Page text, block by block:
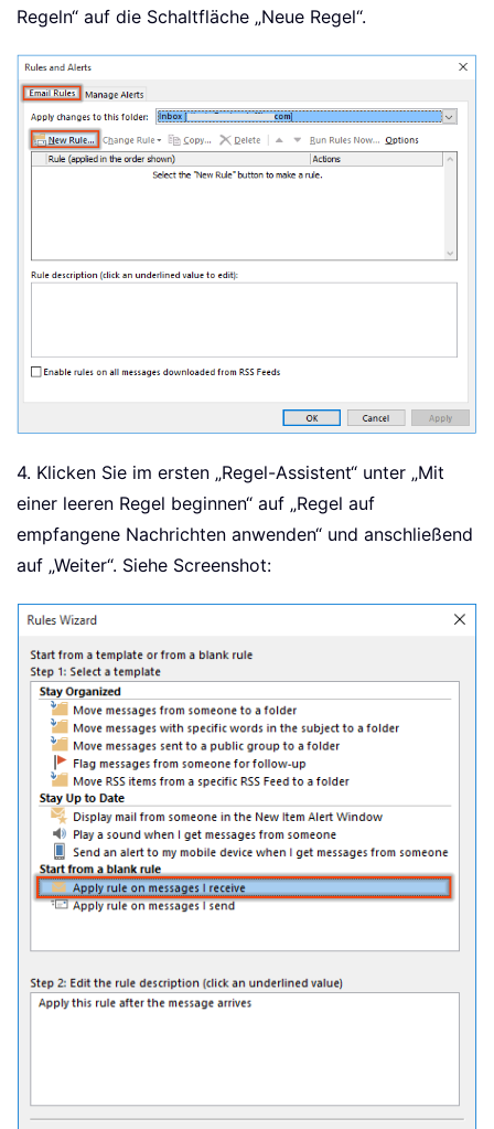
Regeln“ auf die Schaltfläche „Neue Regel“.
4. Klicken Sie im ersten „Regel-Assistent“ unter „Mit
einer leeren Regel beginnen“ auf „Regel auf
empfangene Nachrichten anwenden“ und anschließend
auf „Weiter“. Siehe Screenshot: